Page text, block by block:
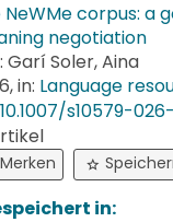
NeWMe corpus: a
negotiation
Garí Soler, Aina
in: Language
10.​1007/​s10579-​
Merken
in: